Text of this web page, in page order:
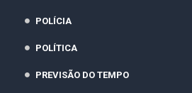
POLÍCIA
POLÍTICA
PREVISÃO DO TEMPO